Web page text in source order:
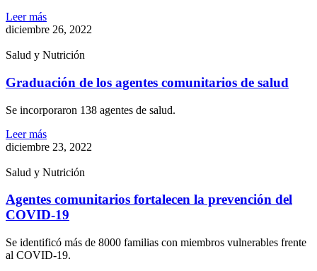
Leer más
diciembre 26, 2022
Salud y Nutrición
Graduación de los agentes comunitarios de salud
Se incorporaron 138 agentes de salud.
Leer más
diciembre 23, 2022
Salud y Nutrición
Agentes comunitarios fortalecen la prevención del
COVID-19
Se identificó más de 8000 familias con miembros vulnerables frente
al COVID-19.